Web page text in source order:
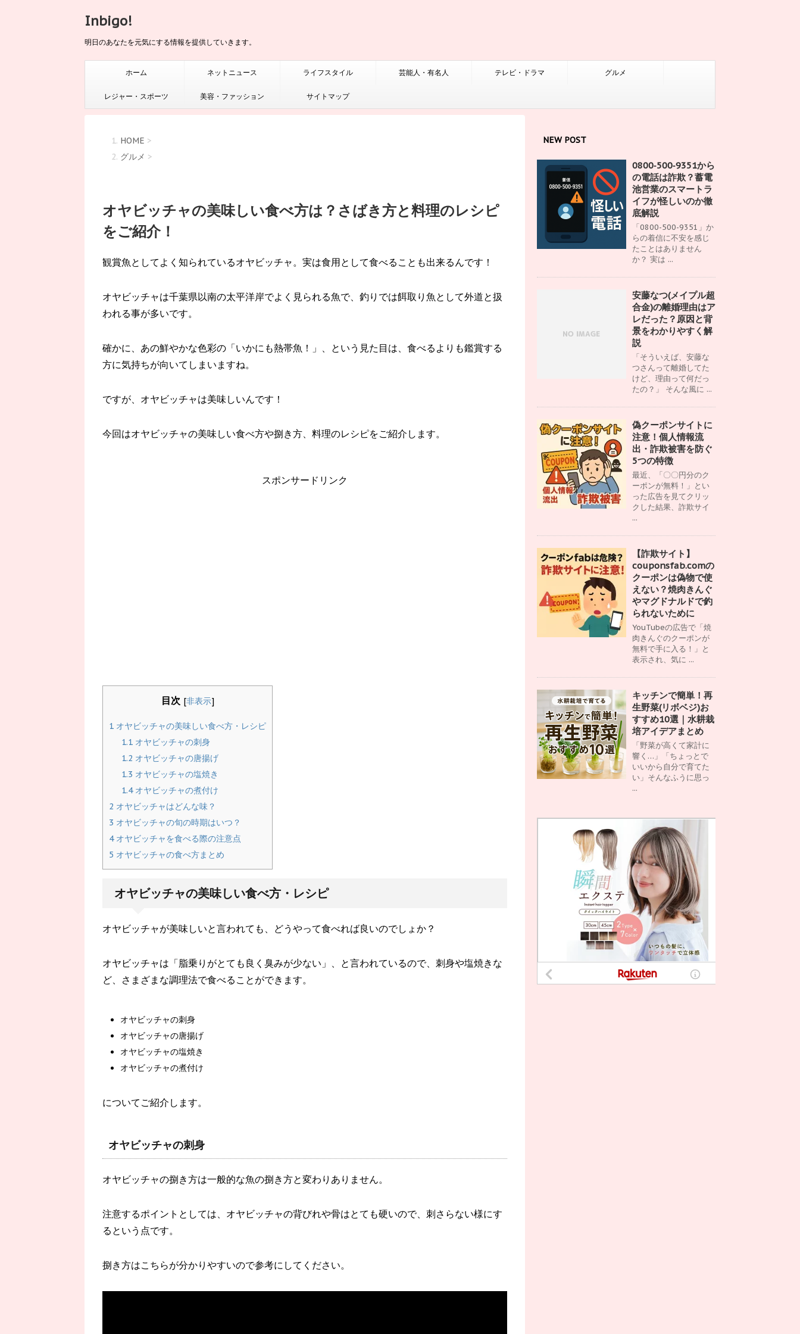
Inbigo!
明日のあなたを元気にする情報を提供していきます。
ホーム ネットニュース ライフスタイル 芸能人・有名人 テレビ・ドラマ グルメ
レジャー・スポーツ 美容・ファッション サイトマップ
HOME >
グルメ >
オヤビッチャの美味しい食べ方は？さばき方と料理のレシピ
をご紹介！
観賞魚としてよく知られているオヤビッチャ。実は食用として食べることも出来るんです！
オヤビッチャは千葉県以南の太平洋岸でよく見られる魚で、釣りでは餌取り魚として外道と扱
われる事が多いです。
確かに、あの鮮やかな色彩の「いかにも熱帯魚！」、という見た目は、食べるよりも鑑賞する
方に気持ちが向いてしまいますね。
ですが、オヤビッチャは美味しいんです！
今回はオヤビッチャの美味しい食べ方や捌き方、料理のレシピをご紹介します。
スポンサードリンク
目次 [非表示]
1 オヤビッチャの美味しい食べ方・レシピ
1.1 オヤビッチャの刺身
1.2 オヤビッチャの唐揚げ
1.3 オヤビッチャの塩焼き
1.4オヤビッチャの煮付け
2 オヤビッチャはどんな味？
3 オヤビッチャの旬の時期はいつ？
4オヤビッチャを食べる際の注意点
5 オヤビッチャの食べ方まとめ
オヤビッチャの美味しい食べ方・レシピ
オヤビッチャが美味しいと言われても、どうやって食べれば良いのでしょか？
オヤビッチャは「脂乗りがとても良く臭みが少ない」、と言われているので、刺身や塩焼きな
ど、さまざまな調理法で食べることができます。
オヤビッチャの刺身
オヤビッチャの唐揚げ
オヤビッチャの塩焼き
オヤビッチャの煮付け
についてご紹介します。
オヤビッチャの刺身
オヤビッチャの捌き方は一般的な魚の捌き方と変わりありません。
注意するポイントとしては、オヤビッチャの背びれや骨はとても硬いので、刺さらない様にす
るという点です。
捌き方はこちらが分かりやすいので参考にしてください。
NEW POST
0800‑500‑9351から
の電話は詐欺？蓄電
池営業のスマートラ
イフが怪しいのか徹
底解説
「0800-500-9351」か
らの着信に不安を感じ
たことはありません
か？ 実は ...
安藤なつ(メイプル超
合金)の離婚理由はア
レだった？原因と背
景をわかりやすく解
説
「そういえば、安藤な
つさんって離婚してた
けど、理由って何だっ
たの？」 そんな風に ...
偽クーポンサイトに
注意！個人情報流
出・詐欺被害を防ぐ
5つの特徴
最近、「〇〇円分のク
ーポンが無料！」とい
った広告を見てクリッ
クした結果、詐欺サイ
...
【詐欺サイト】
couponsfab.comの
クーポンは偽物で使
えない？焼肉きんぐ
やマグドナルドで釣
られないために
YouTubeの広告で「焼
肉きんぐのクーポンが
無料で手に入る！」と
表示され、気に ...
キッチンで簡単！再
生野菜(リボベジ)お
すすめ10選｜水耕栽
培アイデアまとめ
「野菜が高くて家計に
響く…」「ちょっとで
いいから自分で育てた
い」そんなふうに思っ
...